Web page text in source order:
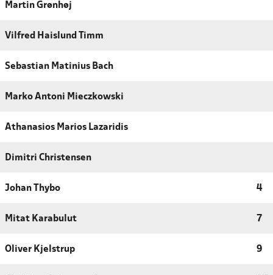
Martin Grønhøj
Vilfred Haislund Timm
Sebastian Matinius Bach
Marko Antoni Mieczkowski
Athanasios Marios Lazaridis
Dimitri Christensen
Johan Thybo 4
Mitat Karabulut 7
Oliver Kjelstrup 9